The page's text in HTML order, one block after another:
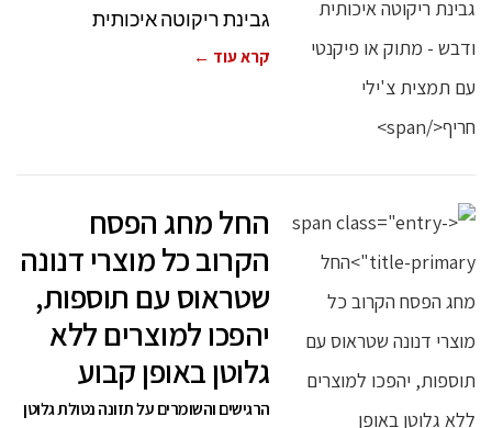
גבינת ריקוטה איכותית
קרא עוד ←
החל מחג הפסח
הקרוב כל מוצרי דנונה
שטראוס עם תוספות,
יהפכו למוצרים ללא
גלוטן באופן קבוע
הרגישים והשומרים על תזונה נטולת גלוטן